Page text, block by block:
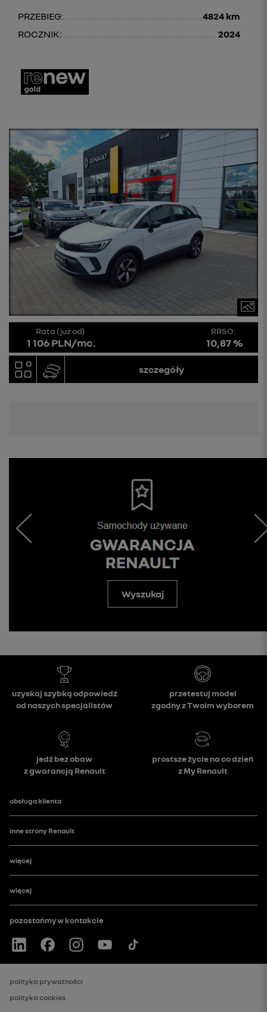
PRZEBIEG:
4824 km
ROCZNIK:
2024
Rata (już od)
1 106 PLN/mc.
RRSO:
10,87 %
szczegóły
Wyszukaj